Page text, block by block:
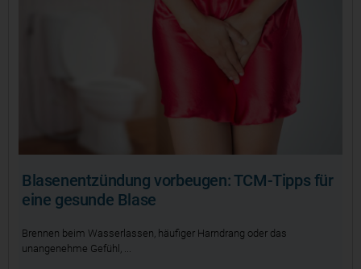
Blasenentzündung vorbeugen: TCM-Tipps für
eine gesunde Blase
Brennen beim Wasserlassen, häufiger Harndrang oder das
unangenehme Gefühl,